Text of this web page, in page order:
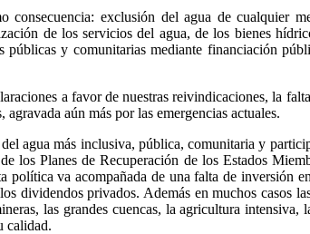
exclusión del agua de cualquier
de los servicios del agua, de los bienes
y comunitarias mediante financiación
a favor de nuestras reivindicaciones, la
aún más por las emergencias actuales.
agua más inclusiva, pública, comunitaria y
Planes de Recuperación de los Estados
va acompañada de una falta de inversión
dividendos privados. Además en muchos casos
las grandes cuencas, la agricultura
calidad.